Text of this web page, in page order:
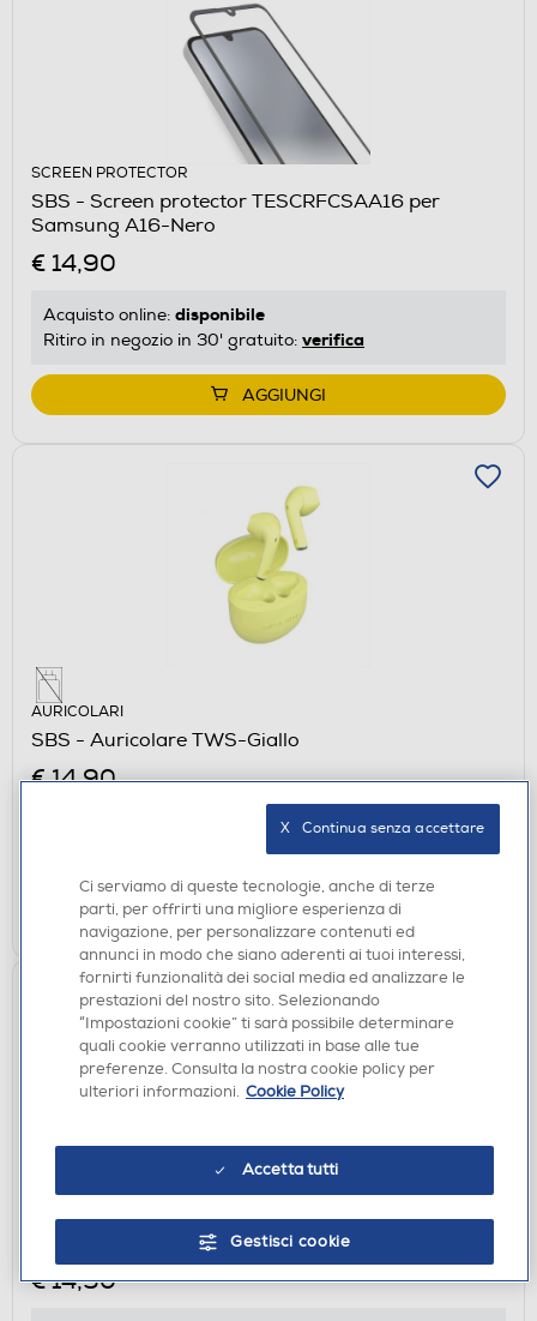
SCREEN PROTECTOR
SBS - Screen protector TESCRFCSAA16 per
Samsung A16-Nero
€ 14,90
Acquisto online: disponibile
Ritiro in negozio in 30' gratuito: verifica
AGGIUNGI
AURICOLARI
SBS - Auricolare TWS-Giallo
€ 14,90
Ritiro in negozio in 30' gratuito:verifica
AGGIUNGI
CAVI - ADATTATORI
SBS - Power supply cableIEC 3pin socket,1,8m-
€ 14,90
Ci serviamo di queste tecnologie, anche di terze
parti, per offrirti una migliore esperienza di
navigazione, per personalizzare contenuti ed
annunci in modo che siano aderenti ai tuoi interessi,
fornirti funzionalità dei social media ed analizzare le
prestazioni del nostro sito. Selezionando
“Impostazioni cookie” ti sarà possibile determinare
quali cookie verranno utilizzati in base alle tue
preferenze. Consulta la nostra cookie policy per
ulteriori informazioni. Cookie Policy
Accetta tutti
Gestisci cookie
X   Continua senza accettare